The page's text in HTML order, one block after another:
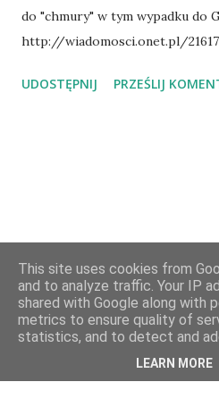
do "chmury" w tym wypadku do
http://wiadomosci.onet.pl/
UDOSTĘPNIJ PRZEŚLIJ
Obsługiwane
Artur Kośmider
This site uses cookies from
and to analyze traffic. Your IP
shared with Google along with
metrics to ensure quality of
statistics, and to detect and
LEARN MORE